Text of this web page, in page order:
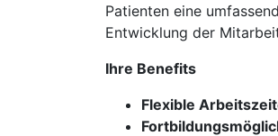
Patienten eine
Entwicklung der
Ihre Benefits
Flexible